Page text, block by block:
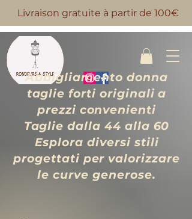
Livraison gratuite à partir de 100€
Abbigliamento donna
taglie forti originali a
prezzi convenienti
Taglie dalla 44 alla 60
Esplora diversi stili
progettati per valorizzare
le curve generose.